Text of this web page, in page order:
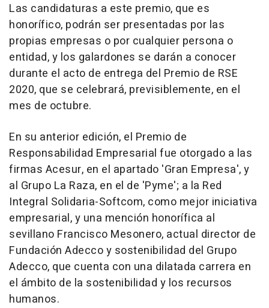
Las candidaturas a este premio, que es
honorífico, podrán ser presentadas por las
propias empresas o por cualquier persona o
entidad, y los galardones se darán a conocer
durante el acto de entrega del Premio de RSE
2020, que se celebrará, previsiblemente, en el
mes de octubre.
En su anterior edición, el Premio de
Responsabilidad Empresarial fue otorgado a las
firmas Acesur, en el apartado 'Gran Empresa', y
al Grupo La Raza, en el de 'Pyme'; a la Red
Integral Solidaria-Softcom, como mejor iniciativa
empresarial, y una mención honorífica al
sevillano Francisco Mesonero, actual director de
Fundación Adecco y sostenibilidad del Grupo
Adecco, que cuenta con una dilatada carrera en
el ámbito de la sostenibilidad y los recursos
humanos.